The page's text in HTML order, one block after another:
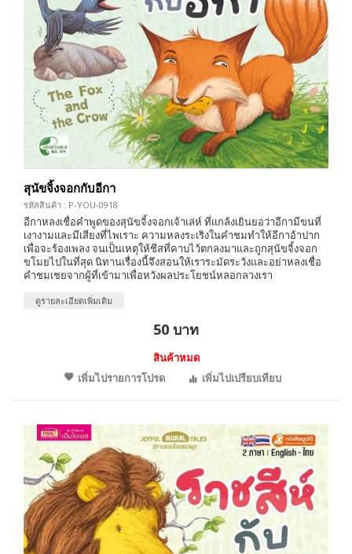
สุนัขจิ้งจอกกับอีกา
รหัสสินค้า : P-YOU-0918
อีกาหลงเชื่อคำพูดของสุนัขจิ้งจอกเจ้าเล่ห์ ที่แกล้งเยินยอว่าอีกามีขนที่
เงางามและมีเสียงที่ไพเราะ ความหลงระเริงในคำชมทำให้อีกาอ้าปาก
เพื่อจะร้องเพลง จนเป็นเหตุให้ชีสที่คาบไว้ตกลงมาและถูกสุนัขจิ้งจอก
ขโมยไปในที่สุด นิทานเรื่องนี้จึงสอนให้เราระมัดระวังและอย่าหลงเชื่อ
คำชมเชยจากผู้ที่เข้ามาเพื่อหวังผลประโยชน์หลอกลวงเรา
ดูรายละเอียดเพิ่มเติม
50 บาท
สินค้าหมด
เพิ่มไปรายการโปรด
เพิ่มไปเปรียบเทียบ